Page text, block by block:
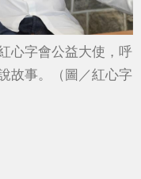
心字會公益大使，呼
故事。（圖／紅心字